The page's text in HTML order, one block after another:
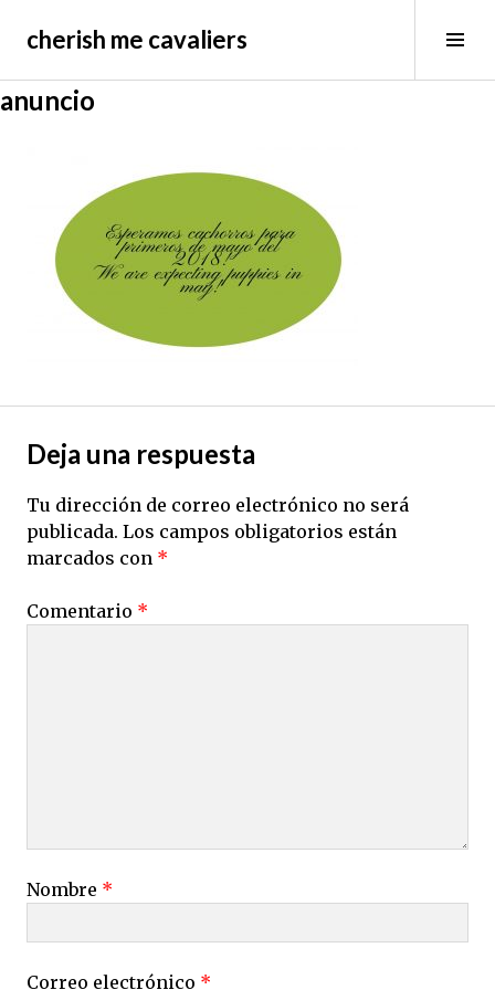
cherish me cavaliers
anuncio
Deja una respuesta
Tu dirección de correo electrónico no será
publicada. Los campos obligatorios están
marcados con *
Comentario *
Nombre *
Correo electrónico *